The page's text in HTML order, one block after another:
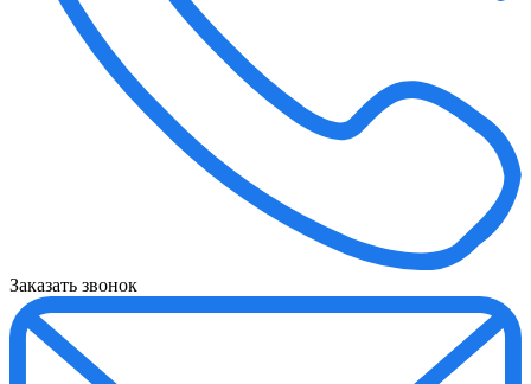
Заказать звонок